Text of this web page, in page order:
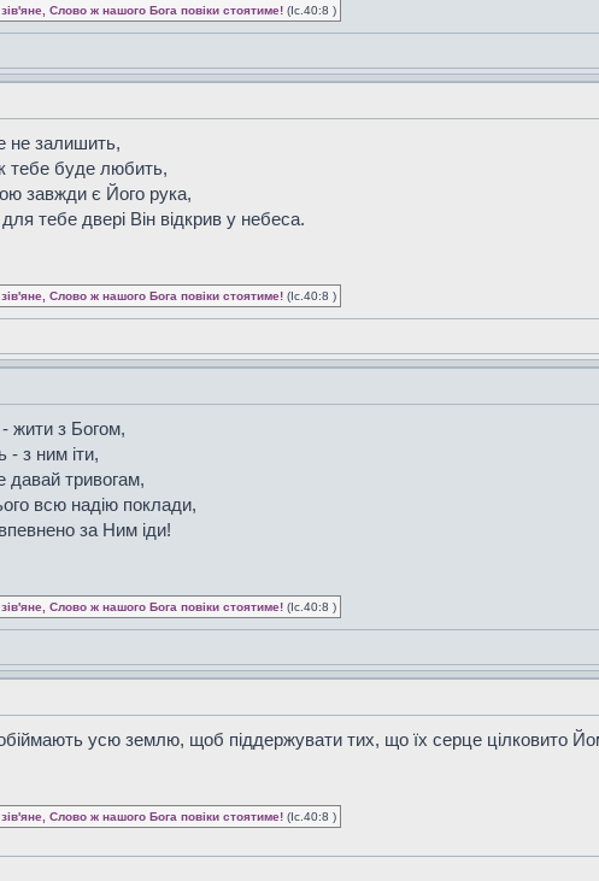
Слово ж нашого Бога повіки стоятиме! (Іс.40:8 )
не залишить,
тебе буде любить,
завжди є Його рука,
тебе двері Він відкрив у небеса.
Слово ж нашого Бога повіки стоятиме! (Іс.40:8 )
жити з Богом,
- з ним іти,
давай тривогам,
всю надію поклади,
за Ним іди!
Слово ж нашого Бога повіки стоятиме! (Іс.40:8 )
усю землю, щоб піддержувати тих, що їх серце цілковито
Слово ж нашого Бога повіки стоятиме! (Іс.40:8 )